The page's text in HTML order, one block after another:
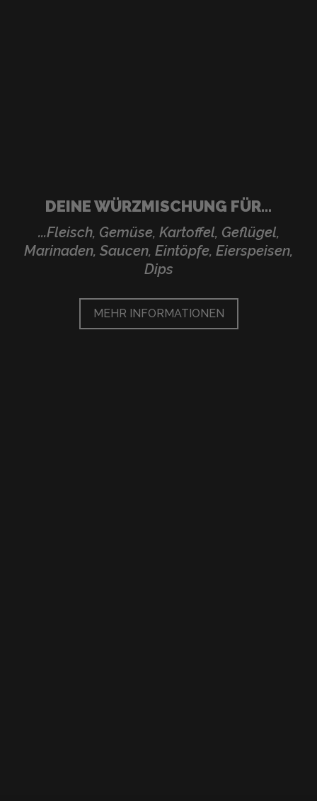
DEINE WÜRZMISCHUNG FÜR...
...Fleisch, Gemüse, Kartoffel, Geflügel,
Marinaden, Saucen, Eintöpfe, Eierspeisen,
Dips
MEHR INFORMATIONEN